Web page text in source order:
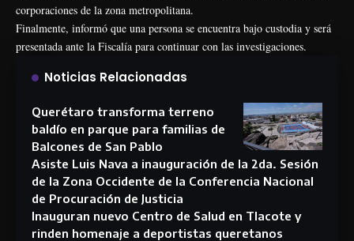
corporaciones de la zona metropolitana.
Finalmente, informó que una persona se encuentra bajo custodia y será
presentada ante la Fiscalía para continuar con las investigaciones.
Noticias Relacionadas
Querétaro transforma terreno
baldío en parque para familias de
Balcones de San Pablo
Asiste Luis Nava a inauguración de la 2da. Sesión
de la Zona Occidente de la Conferencia Nacional
de Procuración de Justicia
Inauguran nuevo Centro de Salud en Tlacote y
rinden homenaje a deportistas queretanos